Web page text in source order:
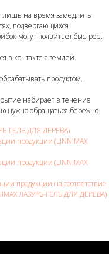
лишь на время замедлить
подвергающихся
могут появиться быстрее.
в контакте с землей.
продуктом.
набирает в течение
нужно обращаться бережно.
ГЕЛЬ ДЛЯ ДЕРЕВА)
продукции (LINNIMAX
продукции (LINNIMAX
продукции на соответствие
ЛАЗУРЬ-ГЕЛЬ ДЛЯ ДЕРЕВА)